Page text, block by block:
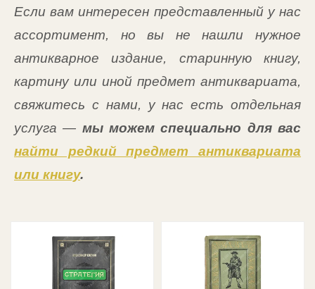
Если вам интересен представленный у нас
ассортимент, но вы не нашли нужное
антикварное издание, старинную книгу,
картину или иной предмет антиквариата,
свяжитесь с нами, у нас есть отдельная
услуга — мы можем специально для вас
найти редкий предмет антиквариата
или книгу.